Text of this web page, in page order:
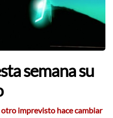
semana su
imprevisto hace cambiar